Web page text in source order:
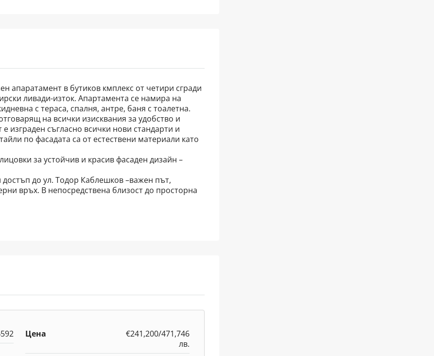
апаратамент в бутиков кмплекс от четири сгради
ливади-изток. Апартамента се намира на
с тераса, спалня, антре, баня с тоалетна.
на всички изисквания за удобство и
съгласно всички нови стандарти и
по фасадата са от естествени материали като
за устойчив и красив фасаден дизайн –
до ул. Тодор Каблешков –важен път,
връх. В непосредствена близост до просторна
Цена
€241,200/471,746
лв.